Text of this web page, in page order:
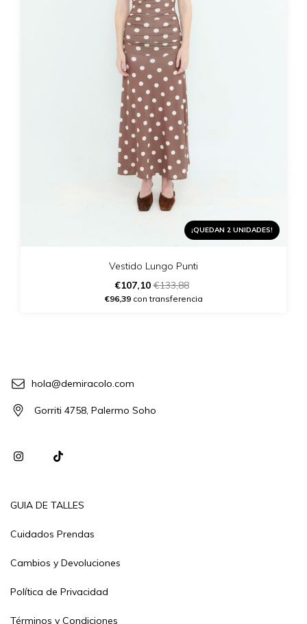
¡QUEDAN 2 UNIDADES!
Vestido Lungo Punti
€107,10€133,88
€96,39con transferencia
hola@demiracolo.com
Gorriti 4758, Palermo Soho
GUIA DE TALLES
Cuidados Prendas
Cambios y Devoluciones
Política de Privacidad
Términos y Condiciones